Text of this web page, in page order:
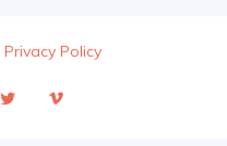
Privacy Policy